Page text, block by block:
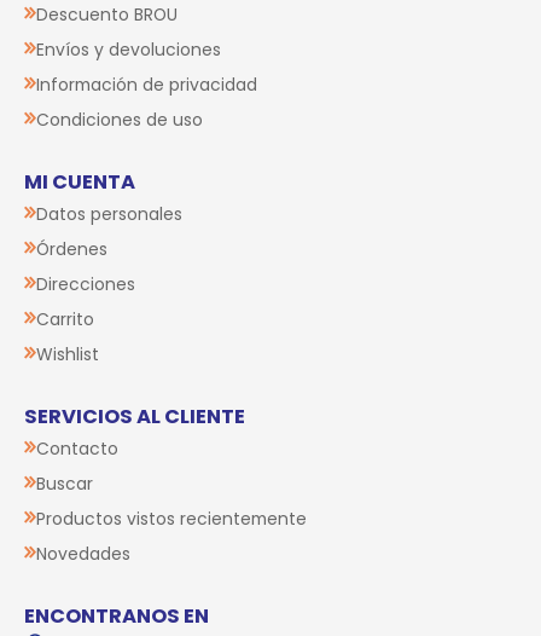
Descuento BROU
Envíos y devoluciones
Información de privacidad
Condiciones de uso
MI CUENTA
Datos personales
Órdenes
Direcciones
Carrito
Wishlist
SERVICIOS AL CLIENTE
Contacto
Buscar
Productos vistos recientemente
Novedades
ENCONTRANOS EN